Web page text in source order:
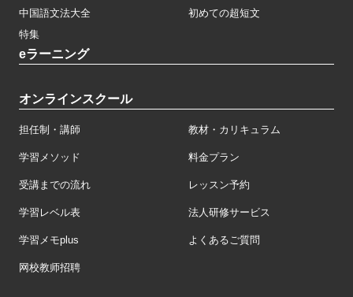
中国語文法大全
初めての超短文
特集
eラーニング
オンラインスクール
担任制・講師 教材・カリキュラム
学習メソッド 料金プラン
受講までの流れ レッスン予約
学習レベル表 法人研修サービス
学習メモplus よくあるご質問
网校教师招聘